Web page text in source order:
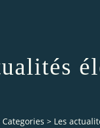
Categories > Les